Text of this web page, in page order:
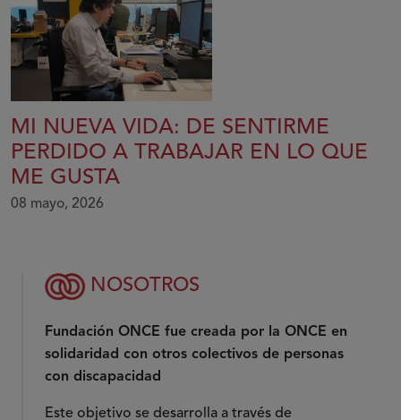
MI NUEVA VIDA: DE SENTIRME
PERDIDO A TRABAJAR EN LO QUE
ME GUSTA
08 mayo, 2026
NOSOTROS
Fundación ONCE fue creada por la ONCE en
solidaridad con otros colectivos de personas
con discapacidad
Este objetivo se desarrolla a través de